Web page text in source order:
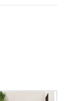
Charleston. This job